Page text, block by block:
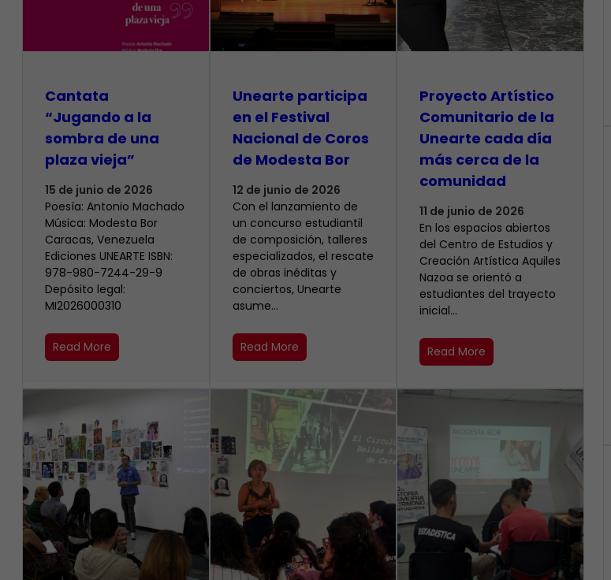
Cantata
“Jugando a la
sombra de una
plaza vieja”
15 de junio de 2026
Poesía: Antonio Machado
Música: Modesta Bor
Caracas, Venezuela
Ediciones UNEARTE ISBN:
978-980-7244-29-9
Depósito legal:
MI2026000310
Read More
Unearte participa
en el Festival
Nacional de Coros
de Modesta Bor
12 de junio de 2026
​Con el lanzamiento de
un concurso estudiantil
de composición, talleres
especializados, el rescate
de obras inéditas y
conciertos, Unearte
asume…
Read More
Proyecto Artístico
Comunitario de la
Unearte cada día
más cerca de la
comunidad
11 de junio de 2026
En los espacios abiertos
del Centro de Estudios y
Creación Artística Aquiles
Nazoa se orientó a
estudiantes del trayecto
inicial…
Read More